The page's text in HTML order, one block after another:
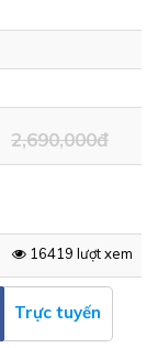
2,690,000đ
16419 lượt xem
Trực tuyến